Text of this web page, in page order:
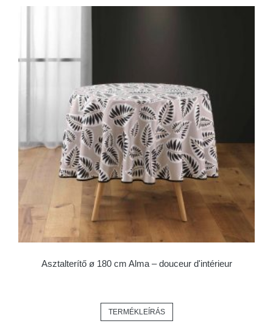
Asztalterítő ø 180 cm Alma – douceur d'intérieur
TERMÉKLEÍRÁS